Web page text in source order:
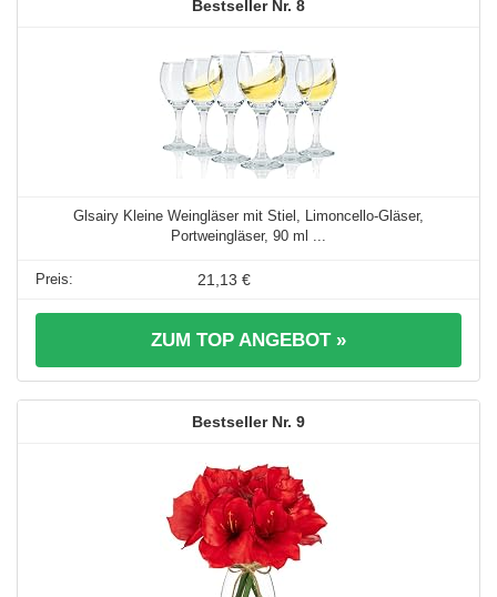
8
Glsairy Kleine Weingläser mit Stiel, Limoncello-Gläser,
Portweingläser, 90 ml ...
21,13 €
ZUM TOP ANGEBOT »
9